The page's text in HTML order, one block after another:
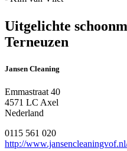
Uitgelichte
Terneuzen
Jansen Cleaning
Emmastraat 40
4571 LC Axel
Nederland
0115 561 020
http://